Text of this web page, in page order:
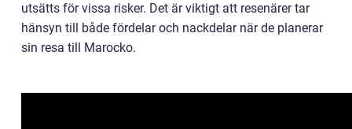
utsätts för vissa risker. Det är viktigt att resenärer tar
hänsyn till både fördelar och nackdelar när de planerar
sin resa till Marocko.